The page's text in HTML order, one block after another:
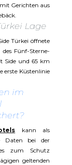
Gerichten aus
Lage
Türkei öffnete
Fünf-Sterne-
Side und 65 km
erste Küstenlinie
im
kann als
Daten bei der
zum Schutz
geltenden